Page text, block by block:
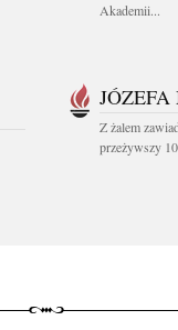
Akademii...
Z żalem
przeżywszy